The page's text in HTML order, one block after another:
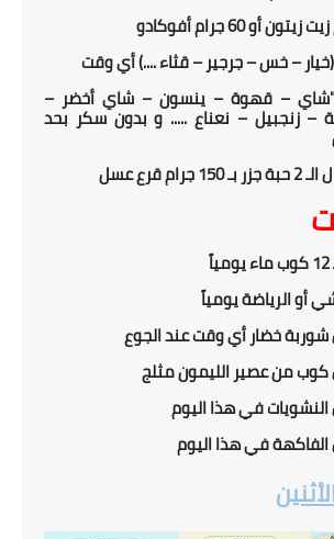
أو 60 جرام أفوكادو
(خيار – خس – جرجير – قثاء ....) أي وقت
– قهوة – ينسون – شاي أخضر –
– زنجبيل – نعناع ..... و بدون سكر بحد
قرع عسل
أو الرياضة يومياً
خضار أي وقت عند الجوع
كوب من عصير الليمون مثلج
في هذا اليوم
في هذا اليوم